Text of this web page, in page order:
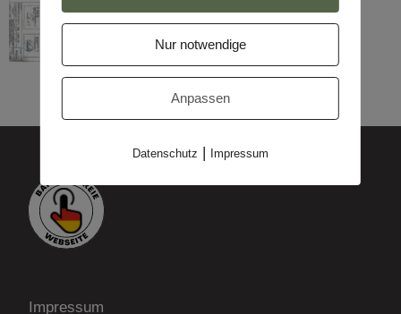
Impressum
Nur notwendige
Anpassen
Datenschutz | Impressum